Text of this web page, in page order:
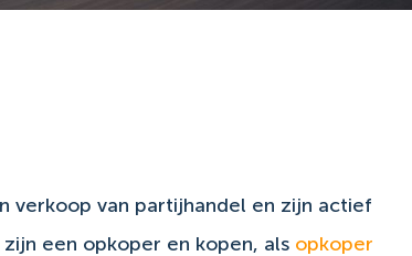
verkoop van partijhandel en zijn actief
zijn een opkoper en kopen, als opkoper